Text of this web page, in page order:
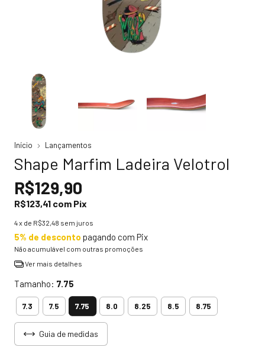
Início Lançamentos
Shape Marfim Ladeira Velotrol
R$129,90
R$123,41 com Pix
4x de R$32,48 sem juros
5% de desconto pagando com Pix
Não acumulável com outras promoções
Ver mais detalhes
Tamanho: 7.75
7.3 7.5 7.75 8.0 8.25 8.5 8.75
Guia de medidas